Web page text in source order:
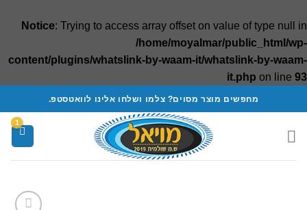
Notice: Trying to access array offset on value of type null in
/home/moyalmar/public_html/wp-
content/plugins/whatslink-by-waam-it/whatslink-by-waam-
it.php on line 93
to
מחפשים מוצר מסוים? צלמו ושלחו אלינו לוואטסטפ.